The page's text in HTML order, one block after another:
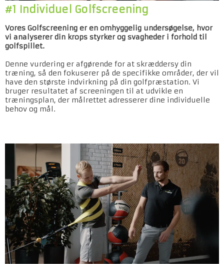
#1 Individuel Golfscreening
Vores Golfscreening er en omhyggelig undersøgelse, hvor
vi analyserer din krops styrker og svagheder i forhold til
golfspillet.
Denne vurdering er afgørende for at skræddersy din
træning, så den fokuserer på de specifikke områder, der vil
have den største indvirkning på din golfpræstation. Vi
bruger resultatet af screeningen til at udvikle en
træningsplan, der målrettet adresserer dine individuelle
behov og mål.